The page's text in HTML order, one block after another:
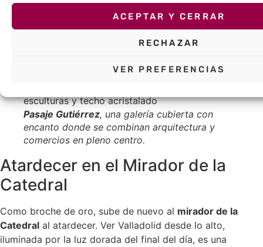
ACEPTAR Y CERRAR
RECHAZAR
VER PREFERENCIAS
Antes de despedirte, tómate un tiempo para recorrer el
, una galería comercial del siglo XIX con
para hacer fotos, comprar algún recuerdo o simplemente
sentarte a tomar un café con encanto.
Pasaje Gutiérrez, una galería cubierta con
encanto donde se combinan arquitectura y
comercios en pleno centro.
Atardecer en el Mirador de la
Catedral
Como broche de oro, sube de nuevo al mirador de la
Catedral al atardecer. Ver Valladolid desde lo alto,
iluminada por la luz dorada del final del día, es una